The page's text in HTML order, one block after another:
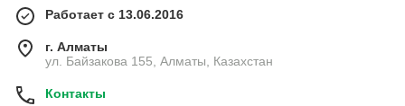
Работает с 13.06.2016
г. Алматы
ул. Байзакова 155, Алматы, Казахстан
Контакты